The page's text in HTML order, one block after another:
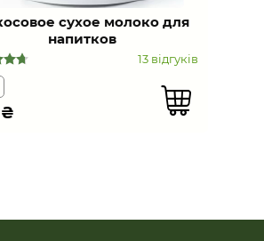
Употреблять
сухое молоко для
напитков
13 відгуків
₴